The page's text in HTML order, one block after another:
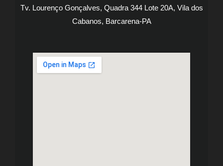
Tv. Lourenço Gonçalves, Quadra 344 Lote 20A, Vila dos
Cabanos, Barcarena-PA